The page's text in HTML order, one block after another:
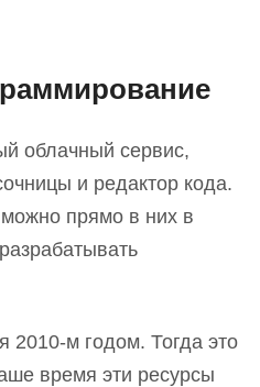
облачный сервис,
и редактор кода.
можно прямо в них в
2010-м годом. Тогда это
время эти ресурсы